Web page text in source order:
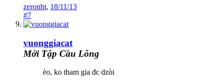
zeronht, 18/11/13
#7
vuonggiacat
Mới Tập Cầu Lông
èo, ko tham gia đc dzòi